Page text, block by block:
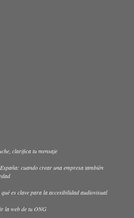
clarifica tu mensaje
cuando crear una empresa también
es clave para la accesibilidad audiovisual
la web de tu ONG